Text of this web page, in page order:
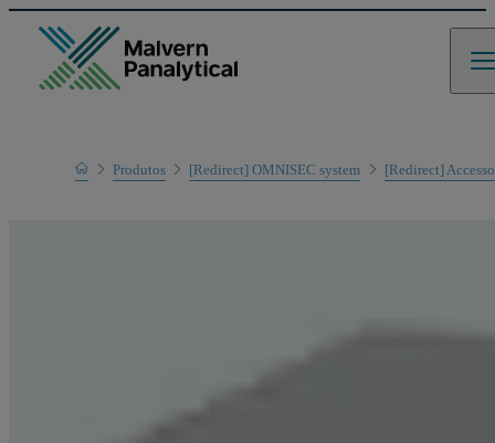
HomeProdutos
Linha de produtos
[Redirect] OMNISEC system [Redirect]